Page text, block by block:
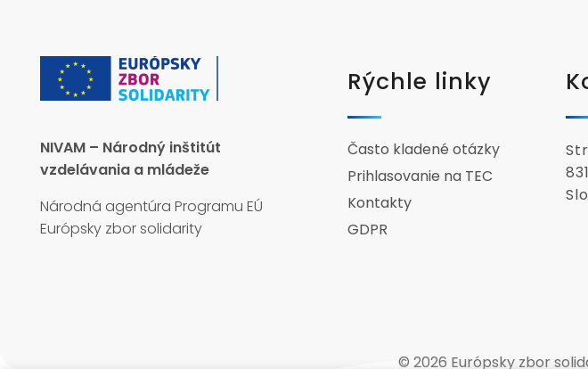
NIVAM – Národný inštitút
vzdelávania a mládeže
Národná agentúra Programu EÚ
Európsky zbor solidarity
Rýchle linky
Často kladené otázky
Prihlasovanie na TEC
Kontakty
GDPR
© 2026 Európsky zbor